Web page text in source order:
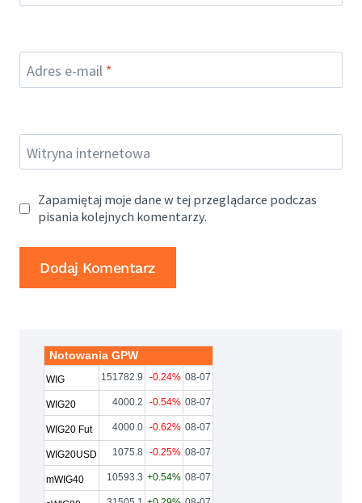
Adres e-mail *
Witryna internetowa
Zapamiętaj moje dane w tej przeglądarce podczas
pisania kolejnych komentarzy.
Notowania GPW
WIG 151782.9 -0.24% 08-07
WIG20 4000.2 -0.54% 08-07
WIG20 Fut 4000.0 -0.62% 08-07
WIG20USD 1075.8 -0.25% 08-07
mWIG40 10593.3 +0.54% 08-07